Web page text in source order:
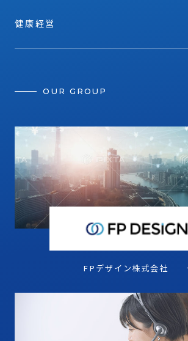
健康経営
OUR GROUP
FPデザイン株式会社